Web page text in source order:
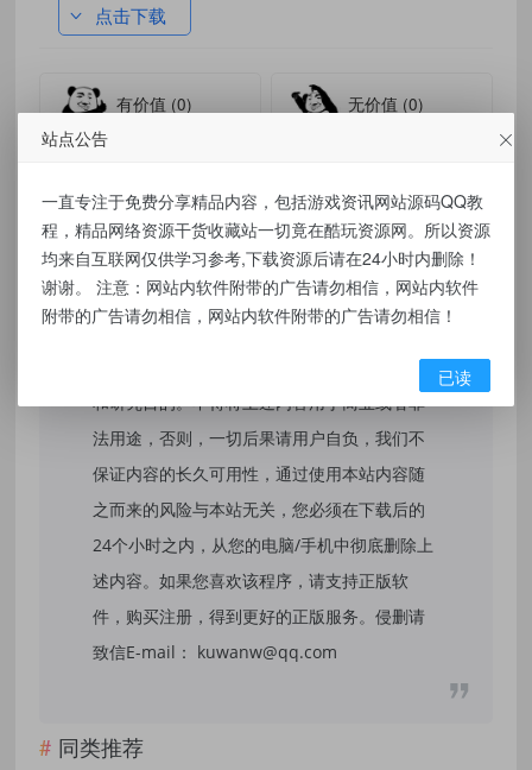
点击下载
有价值 (0) 无价值 (0)
标签： Gleanx v1.2.1 Windows 本地效率增强工具箱
免责声明：
本站提供的资源，都来自网络，版权争议与本
站无关，所有内容及软件的文章仅限用于学习
和研究目的。不得将上述内容用于商业或者非
法用途，否则，一切后果请用户自负，我们不
保证内容的长久可用性，通过使用本站内容随
之而来的风险与本站无关，您必须在下载后的
24个小时之内，从您的电脑/手机中彻底删除上
述内容。如果您喜欢该程序，请支持正版软
件，购买注册，得到更好的正版服务。侵删请
致信E-mail： kuwanw@qq.com
同类推荐
站点公告
一直专注于免费分享精品内容，包括游戏资讯网站源码QQ教
程，精品网络资源干货收藏站一切竟在酷玩资源网。所以资源
均来自互联网仅供学习参考,下载资源后请在24小时内删除！
谢谢。 注意：网站内软件附带的广告请勿相信，网站内软件
附带的广告请勿相信，网站内软件附带的广告请勿相信！
已读